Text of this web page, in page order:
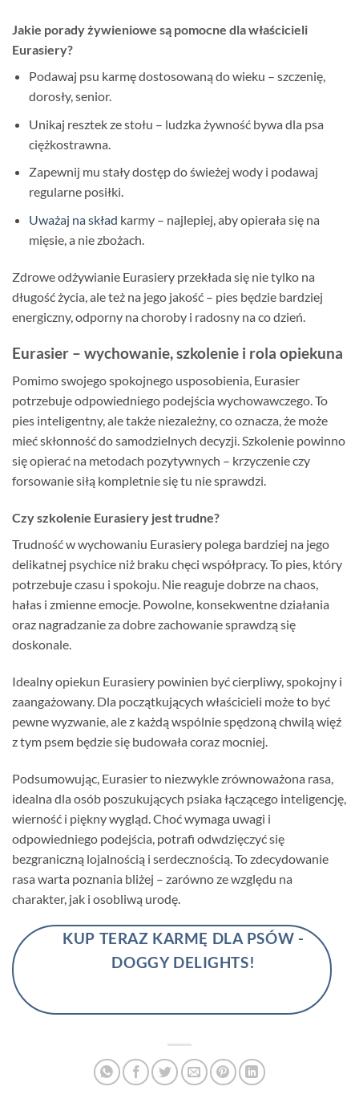
Jakie porady żywieniowe są pomocne dla właścicieli
Eurasiery?
Podawaj psu karmę dostosowaną do wieku – szczenię,
dorosły, senior.
Unikaj resztek ze stołu – ludzka żywność bywa dla psa
ciężkostrawna.
Zapewnij mu stały dostęp do świeżej wody i podawaj
regularne posiłki.
Uważaj na skład karmy – najlepiej, aby opierała się na
mięsie, a nie zbożach.
Zdrowe odżywianie Eurasiery przekłada się nie tylko na
długość życia, ale też na jego jakość – pies będzie bardziej
energiczny, odporny na choroby i radosny na co dzień.
Eurasier – wychowanie, szkolenie i rola opiekuna
Pomimo swojego spokojnego usposobienia, Eurasier
potrzebuje odpowiedniego podejścia wychowawczego. To
pies inteligentny, ale także niezależny, co oznacza, że może
mieć skłonność do samodzielnych decyzji. Szkolenie powinno
się opierać na metodach pozytywnych – krzyczenie czy
forsowanie siłą kompletnie się tu nie sprawdzi.
Czy szkolenie Eurasiery jest trudne?
Trudność w wychowaniu Eurasiery polega bardziej na jego
delikatnej psychice niż braku chęci współpracy. To pies, który
potrzebuje czasu i spokoju. Nie reaguje dobrze na chaos,
hałas i zmienne emocje. Powolne, konsekwentne działania
oraz nagradzanie za dobre zachowanie sprawdzą się
doskonale.
Idealny opiekun Eurasiery powinien być cierpliwy, spokojny i
zaangażowany. Dla początkujących właścicieli może to być
pewne wyzwanie, ale z każdą wspólnie spędzoną chwilą więź
z tym psem będzie się budowała coraz mocniej.
Podsumowując, Eurasier to niezwykle zrównoważona rasa,
idealna dla osób poszukujących psiaka łączącego inteligencję,
wierność i piękny wygląd. Choć wymaga uwagi i
odpowiedniego podejścia, potrafi odwdzięczyć się
bezgraniczną lojalnością i serdecznością. To zdecydowanie
rasa warta poznania bliżej – zarówno ze względu na
charakter, jak i osobliwą urodę.
KUP TERAZ KARMĘ DLA PSÓW -
DOGGY DELIGHTS!